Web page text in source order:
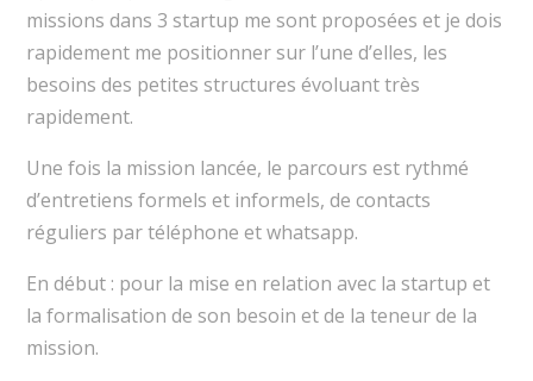
missions dans 3 startup me sont proposées et je dois
rapidement me positionner sur l’une d’elles, les
besoins des petites structures évoluant très
rapidement.
Une fois la mission lancée, le parcours est rythmé
d’entretiens formels et informels, de contacts
réguliers par téléphone et whatsapp.
En début : pour la mise en relation avec la startup et
la formalisation de son besoin et de la teneur de la
mission.